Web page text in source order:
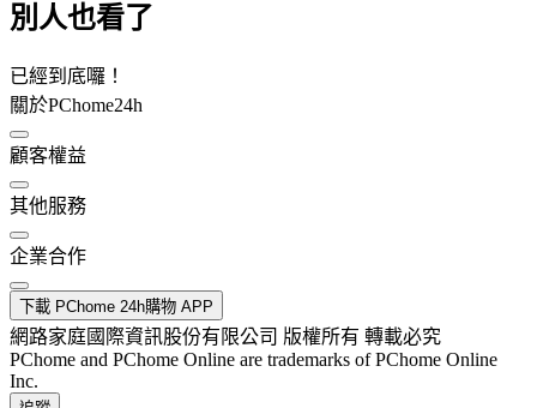
別人也看了
已經到底囉！
關於PChome24h
顧客權益
其他服務
企業合作
下載 PChome 24h購物 APP
網路家庭國際資訊股份有限公司 版權所有 轉載必究
PChome and PChome Online are trademarks of PChome Online
Inc.